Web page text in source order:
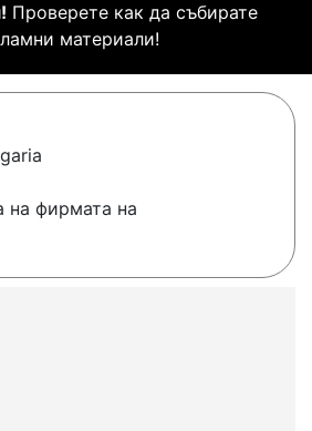
Проверете как да събирате
материали!
на фирмата на